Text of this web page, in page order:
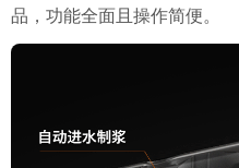
品，功能全面且操作简便。